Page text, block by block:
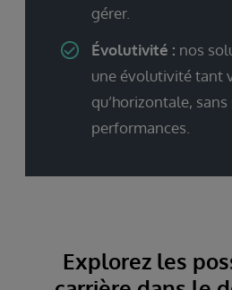
gérer.
Évolutivité : nos
une évolutivité tant
qu’horizontale,
performances.
Explorez les